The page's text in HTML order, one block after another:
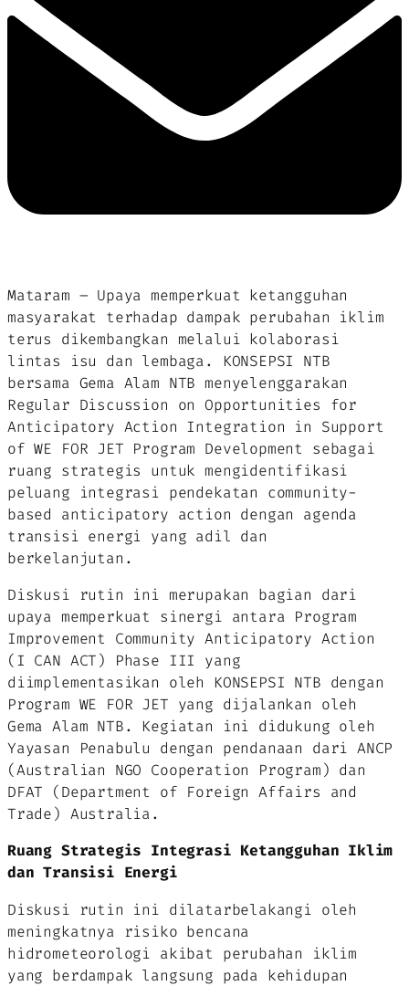
Mataram – Upaya memperkuat ketangguhan
masyarakat terhadap dampak perubahan iklim
terus dikembangkan melalui kolaborasi
lintas isu dan lembaga. KONSEPSI NTB
bersama Gema Alam NTB menyelenggarakan
Regular Discussion on Opportunities for
Anticipatory Action Integration in Support
of WE FOR JET Program Development sebagai
ruang strategis untuk mengidentifikasi
peluang integrasi pendekatan community-
based anticipatory action dengan agenda
transisi energi yang adil dan
berkelanjutan.
Diskusi rutin ini merupakan bagian dari
upaya memperkuat sinergi antara Program
Improvement Community Anticipatory Action
(I CAN ACT) Phase III yang
diimplementasikan oleh KONSEPSI NTB dengan
Program WE FOR JET yang dijalankan oleh
Gema Alam NTB. Kegiatan ini didukung oleh
Yayasan Penabulu dengan pendanaan dari ANCP
(Australian NGO Cooperation Program) dan
DFAT (Department of Foreign Affairs and
Trade) Australia.
Ruang Strategis Integrasi Ketangguhan Iklim
dan Transisi Energi
Diskusi rutin ini dilatarbelakangi oleh
meningkatnya risiko bencana
hidrometeorologi akibat perubahan iklim
yang berdampak langsung pada kehidupan